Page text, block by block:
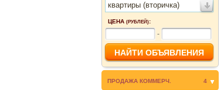
квартиры (вторичка)
ЦЕНА (РУБЛЕЙ):
-
ПРОДАЖА КОММЕРЧ. 4